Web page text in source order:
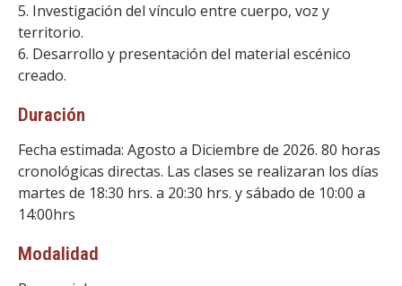
5. Investigación del vínculo entre cuerpo, voz y
territorio.
6. Desarrollo y presentación del material escénico
creado.
Duración
Fecha estimada: Agosto a Diciembre de 2026. 80 horas
cronológicas directas. Las clases se realizaran los días
martes de 18:30 hrs. a 20:30 hrs. y sábado de 10:00 a
14:00hrs
Modalidad